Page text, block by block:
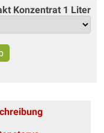
Konzentrat 1 Liter